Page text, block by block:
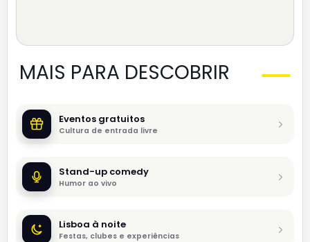
MAIS PARA DESCOBRIR
Eventos gratuitos
Cultura de entrada livre
Stand-up comedy
Humor ao vivo
Lisboa à noite
Festas, clubes e experiências